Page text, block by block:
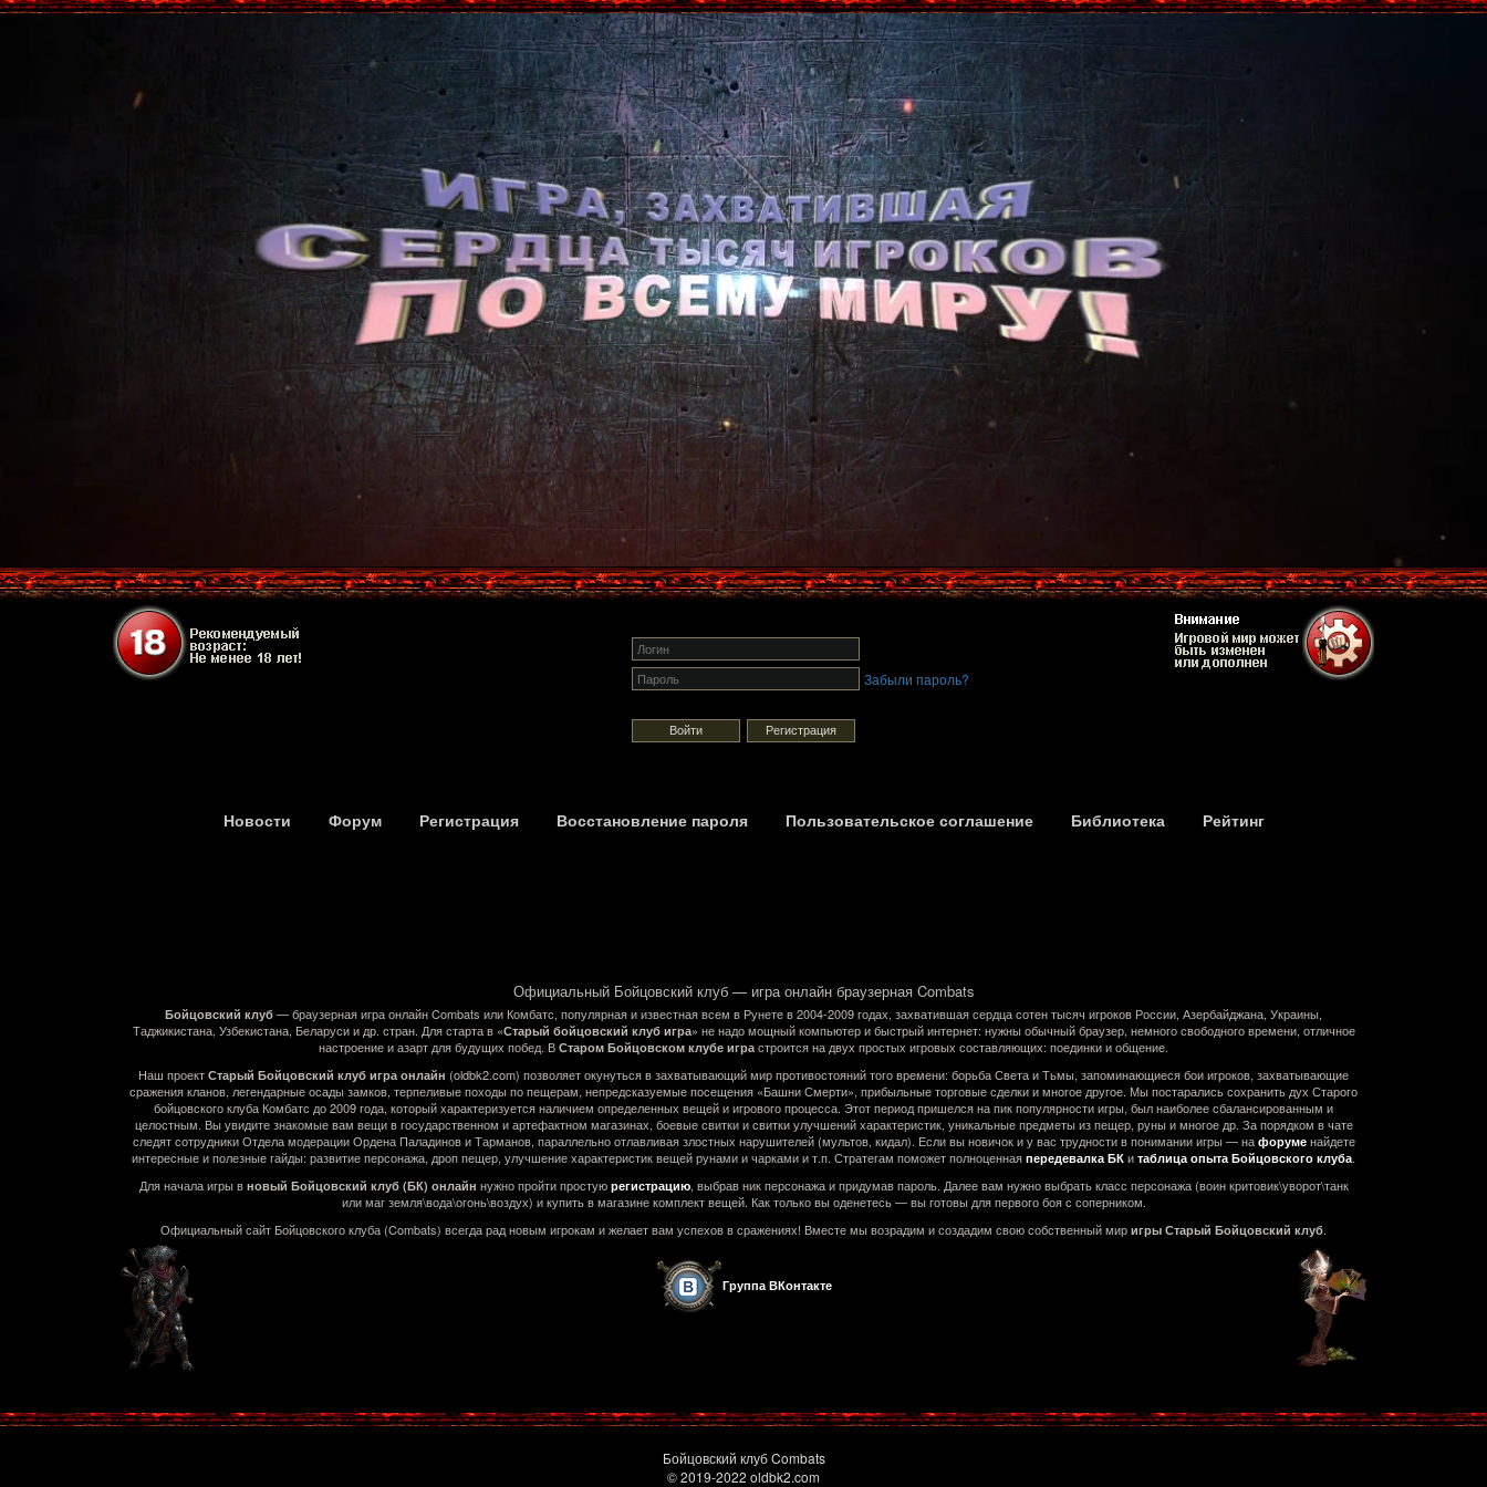
Забыли пароль?
Регистрация
Новости Форум Регистрация Восстановление пароля Пользовательское соглашение Библиотека Рейтинг
Официальный Бойцовский клуб — игра онлайн браузерная Combats
Бойцовский клуб — браузерная игра онлайн Combats или Комбатс, популярная и известная всем в Рунете в 2004-2009 годах, захватившая сердца сотен тысяч игроков России, Азербайджана, Украины,
Таджикистана, Узбекистана, Беларуси и др. стран. Для старта в «Старый бойцовский клуб игра» не надо мощный компьютер и быстрый интернет: нужны обычный браузер, немного свободного времени, отличное
настроение и азарт для будущих побед. В Старом Бойцовском клубе игра строится на двух простых игровых составляющих: поединки и общение.
Наш проект Старый Бойцовский клуб игра онлайн (oldbk2.com) позволяет окунуться в захватывающий мир противостояний того времени: борьба Света и Тьмы, запоминающиеся бои игроков, захватывающие
сражения кланов, легендарные осады замков, терпеливые походы по пещерам, непредсказуемые посещения «Башни Смерти», прибыльные торговые сделки и многое другое. Мы постарались сохранить дух Старого
бойцовского клуба Комбатс до 2009 года, который характеризуется наличием определенных вещей и игрового процесса. Этот период пришелся на пик популярности игры, был наиболее сбалансированным и
целостным. Вы увидите знакомые вам вещи в государственном и артефактном магазинах, боевые свитки и свитки улучшений характеристик, уникальные предметы из пещер, руны и многое др. За порядком в чате
следят сотрудники Отдела модерации Ордена Паладинов и Тарманов, параллельно отлавливая злостных нарушителей (мультов, кидал). Если вы новичок и у вас трудности в понимании игры — на форуменайдете
интересные и полезные гайды: развитие персонажа, дроп пещер, улучшение характеристик вещей рунами и чарками и т.п. Стратегам поможет полноценная передевалка БК и таблица опыта Бойцовского клуба.
Для начала игры в новый Бойцовский клуб (БК) онлайн нужно пройти простую регистрацию, выбрав ник персонажа и придумав пароль. Далее вам нужно выбрать класс персонажа (воин критовик\уворот\танк
или маг земля\вода\огонь\воздух) и купить в магазине комплект вещей. Как только вы оденетесь — вы готовы для первого боя с соперником.
Официальный сайт Бойцовского клуба (Combats) всегда рад новым игрокам и желает вам успехов в сражениях! Вместе мы возрадим и создадим свою собственный мир игры Старый Бойцовский клуб.
Группа ВКонтакте
Бойцовский клуб Combats
© 2019-2022 oldbk2.com